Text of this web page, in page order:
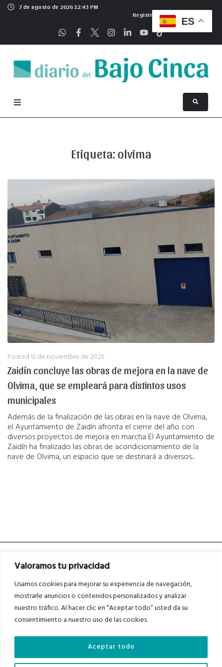
Valoramos tu privacidad
Usamos cookies para mejorar su experiencia de navegación,
mostrarle anuncios o contenidos personalizados y analizar
nuestro tráfico. Al hacer clic en “Aceptar todo” usted da su
consentimiento a nuestro uso de las cookies.
Aceptar todo
7 de agosto de 2026 12:43 PM
Registrarse
Etiqueta: olvima
Posted13 de noviembre de 2025
Zaidín concluye las obras de mejora en la nave de
Olvima, que se empleará para distintos usos
municipales
Además de la finalización de las obras en la nave de Olvima,
el Ayuntamiento de Zaidín afronta el cierre del año con
diversos proyectos de mejora en marcha El Ayuntamiento de
Zaidín ha finalizado las obras de acondicionamiento de la
nave de Olvima, un espacio que se destinará a diversos...
Asociados a
Auditados por
ES